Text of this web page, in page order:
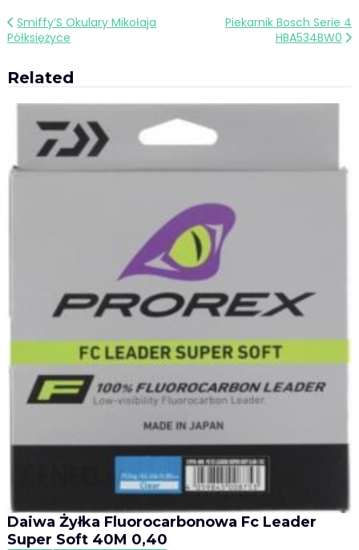
Nawigacja
wpisu
Smiffy’S Okulary Mikołaja
Półksiężyce
Piekarnik Bosch Serie 4
HBA534BW0
Related
Daiwa Żyłka Fluorocarbonowa Fc Leader
Super Soft 40M 0,40